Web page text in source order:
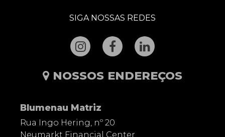
SIGA NOSSAS REDES
NOSSOS ENDEREÇOS
Blumenau Matriz
Rua Ingo Hering, nº 20
Neumarkt Financial Center